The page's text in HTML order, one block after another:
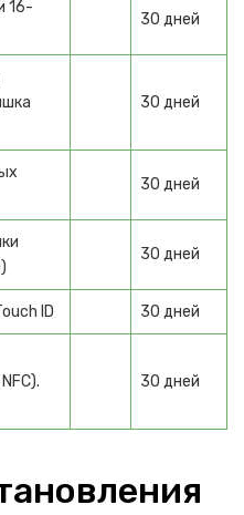
16-
30 дней
30 дней
30 дней
30 дней
ID 30 дней
30 дней